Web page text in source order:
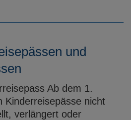
und
Ab dem 1.
Kinderreisepässe nicht
verlängert oder